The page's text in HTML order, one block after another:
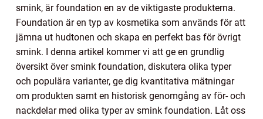
smink, är foundation en av de viktigaste produkterna.
Foundation är en typ av kosmetika som används för att
jämna ut hudtonen och skapa en perfekt bas för övrigt
smink. I denna artikel kommer vi att ge en grundlig
översikt över smink foundation, diskutera olika typer
och populära varianter, ge dig kvantitativa mätningar
om produkten samt en historisk genomgång av för- och
nackdelar med olika typer av smink foundation. Låt oss